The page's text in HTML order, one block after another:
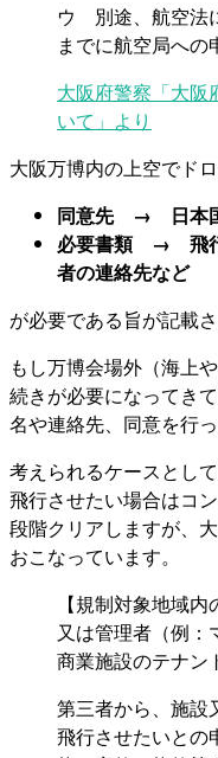
ウ 別途、航空法
までに航空局への
大阪府警察「大阪
いて」より
大阪万博内の上空でド
同意先 → 日本
必要書類 → 飛行
者の連絡先など
が必要である旨が記載
もし万博会場外（海上
続きが必要になってき
名や連絡先、同意を行
考えられるケースとし
飛行させたい場合はコ
段階クリアしますが、
おこなっています。
【規制対象地域
又は管理者（例：
商業施設のテナン
第三者から、施設
飛行させたいとの